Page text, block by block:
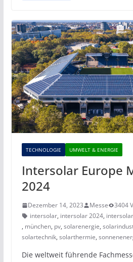
TECHNOLOGIE UMWELT & ENERGIE
Intersolar Europe
2024
Dezember 14, 2023 Messe
3404
intersolar, intersolar 2024,
, münchen, pv, solarenergie,
solartechnik, solarthermie,
Die weltweit führende